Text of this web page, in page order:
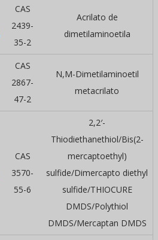
CAS
2439-
35-2
Acrilato de
dimetilaminoetila
CAS
2867-
47-2
N,M-Dimetilaminoetil
metacrilato
CAS
3570-
55-6
2,2′-
Thiodiethanethiol/Bis(2-
mercaptoethyl)
sulfide/Dimercapto diethyl
sulfide/THIOCURE
DMDS/Polythiol
DMDS/Mercaptan DMDS